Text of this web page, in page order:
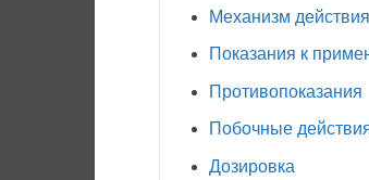
Механизм действия
Показания к
Противопоказания
Побочные
Дозировка